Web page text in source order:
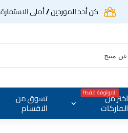
كن أحد الموردين / أملى الاستمارة
اختر من
الماركات
الموثوقة فقط! تسوق من
الاقسام